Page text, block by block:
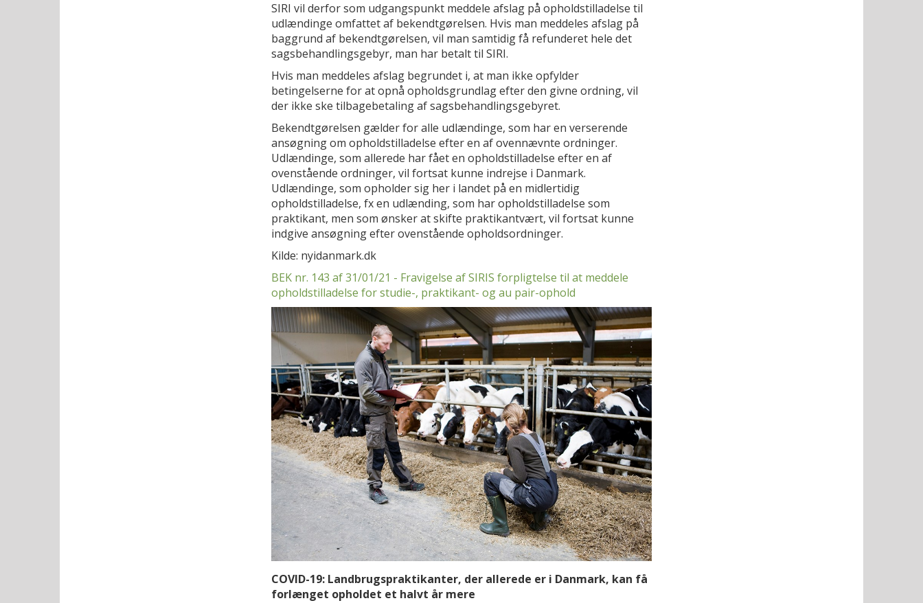
SIRI vil derfor som udgangspunkt meddele afslag på opholdstilladelse til
udlændinge omfattet af bekendtgørelsen. Hvis man meddeles afslag på
baggrund af bekendtgørelsen, vil man samtidig få refunderet hele det
sagsbehandlingsgebyr, man har betalt til SIRI.
Hvis man meddeles afslag begrundet i, at man ikke opfylder
betingelserne for at opnå opholdsgrundlag efter den givne ordning, vil
der ikke ske tilbagebetaling af sagsbehandlingsgebyret.
Bekendtgørelsen gælder for alle udlændinge, som har en verserende
ansøgning om opholdstilladelse efter en af ovennævnte ordninger.
Udlændinge, som allerede har fået en opholdstilladelse efter en af
ovenstående ordninger, vil fortsat kunne indrejse i Danmark.
Udlændinge, som opholder sig her i landet på en midlertidig
opholdstilladelse, fx en udlænding, som har opholdstilladelse som
praktikant, men som ønsker at skifte praktikantvært, vil fortsat kunne
indgive ansøgning efter ovenstående opholdsordninger.
Kilde: nyidanmark.dk
BEK nr. 143 af 31/01/21 - Fravigelse af SIRIS forpligtelse til at meddele
opholdstilladelse for studie-, praktikant- og au pair-ophold
COVID-19: Landbrugspraktikanter, der allerede er i Danmark, kan få
forlænget opholdet et halvt år mere